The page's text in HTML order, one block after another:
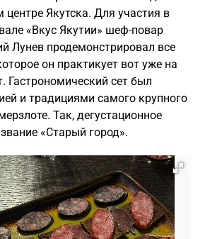
центре Якутска. Для участия в
«Вкус Якутии» шеф-повар
Лунев продемонстрировал все
он практикует вот уже на
Гастрономический сет был
и традициями самого крупного
Так, дегустационное
«Старый город».